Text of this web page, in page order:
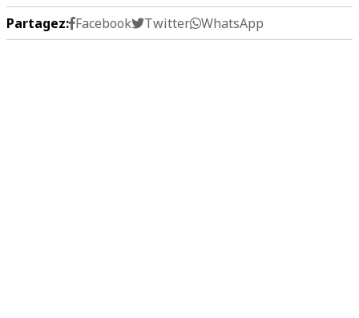
Partagez: Facebook Twitter WhatsApp